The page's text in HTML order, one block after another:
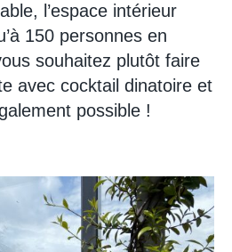
l’espace intérieur
150 personnes en
souhaitez plutôt faire
avec cocktail dinatoire et
possible !